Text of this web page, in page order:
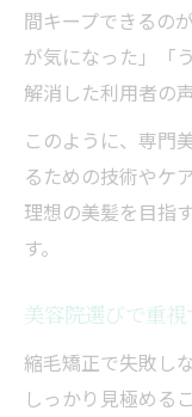
間キープできるの
が気になった」「
解消した利用者の
このように、専門
るための技術やケ
理想の美髪を目指
す。
美容院選びで重
縮毛矯正で失敗し
しっかり見極める